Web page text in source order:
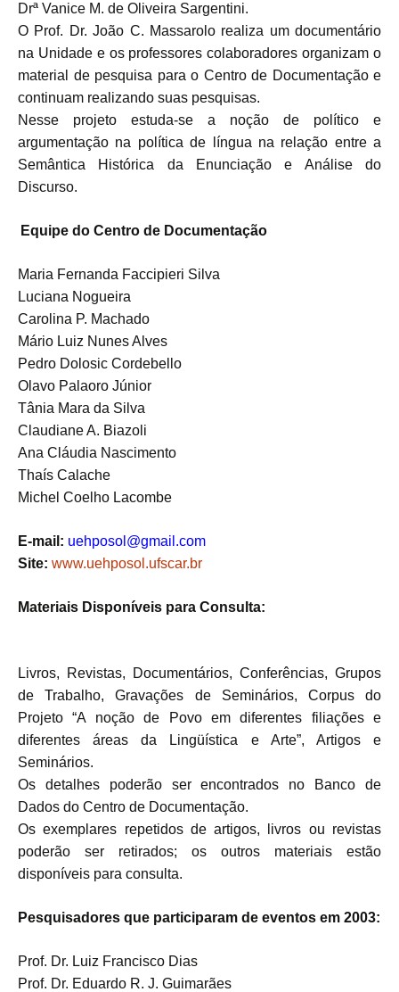
Drª Vanice M. de Oliveira Sargentini.
O Prof. Dr. João C. Massarolo realiza um documentário
na Unidade e os professores colaboradores organizam o
material de pesquisa para o Centro de Documentação e
continuam realizando suas pesquisas.
Nesse projeto estuda-se a noção de político e
argumentação na política de língua na relação entre a
Semântica Histórica da Enunciação e Análise do
Discurso.
Equipe do Centro de Documentação
Maria Fernanda Faccipieri Silva
Luciana Nogueira
Carolina P. Machado
Mário Luiz Nunes Alves
Pedro Dolosic Cordebello
Olavo Palaoro Júnior
Tânia Mara da Silva
Claudiane A. Biazoli
Ana Cláudia Nascimento
Thaís Calache
Michel Coelho Lacombe
E-mail: uehposol@gmail.com
Site: www.uehposol.ufscar.br
Materiais Disponíveis para Consulta:
Livros, Revistas, Documentários, Conferências, Grupos
de Trabalho, Gravações de Seminários, Corpus do
Projeto “A noção de Povo em diferentes filiações e
diferentes áreas da Lingüística e Arte”, Artigos e
Seminários.
Os detalhes poderão ser encontrados no Banco de
Dados do Centro de Documentação.
Os exemplares repetidos de artigos, livros ou revistas
poderão ser retirados; os outros materiais estão
disponíveis para consulta.
Pesquisadores que participaram de eventos em 2003:
Prof. Dr. Luiz Francisco Dias
Prof. Dr. Eduardo R. J. Guimarães